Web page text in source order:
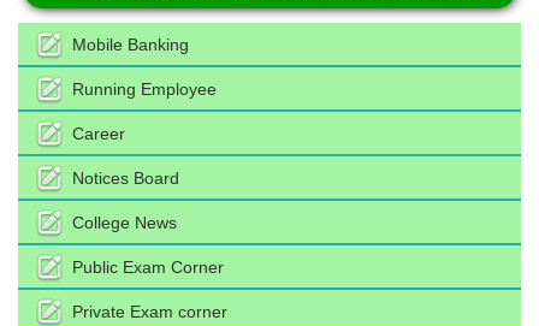
Mobile Banking
Running Employee
Career
Notices Board
College News
Public Exam Corner
Private Exam corner